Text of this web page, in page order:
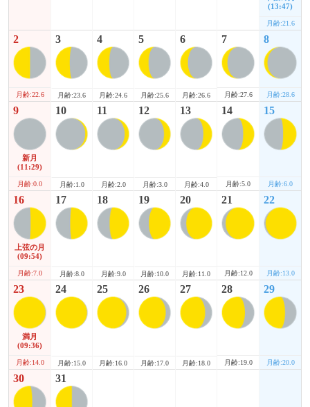
(13:47)
月齢:21.6
2
月齢:22.6
3
月齢:23.6
4
月齢:24.6
5
月齢:25.6
6
月齢:26.6
7
月齢:27.6
8
月齢:28.6
9
新月
(11:29)
月齢:0.0
10
月齢:1.0
11
月齢:2.0
12
月齢:3.0
13
月齢:4.0
14
月齢:5.0
15
月齢:6.0
16
上弦の月
(09:54)
月齢:7.0
17
月齢:8.0
18
月齢:9.0
19
月齢:10.0
20
月齢:11.0
21
月齢:12.0
22
月齢:13.0
23
満月
(09:36)
月齢:14.0
24
月齢:15.0
25
月齢:16.0
26
月齢:17.0
27
月齢:18.0
28
月齢:19.0
29
月齢:20.0
30 31